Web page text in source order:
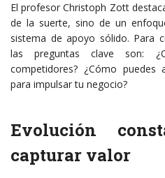
El profesor Christoph Zott
de la suerte, sino de un
sistema de apoyo sólido. Para
las preguntas clave son:
competidores? ¿Cómo puedes
para impulsar tu negocio?
Evolución
capturar valor